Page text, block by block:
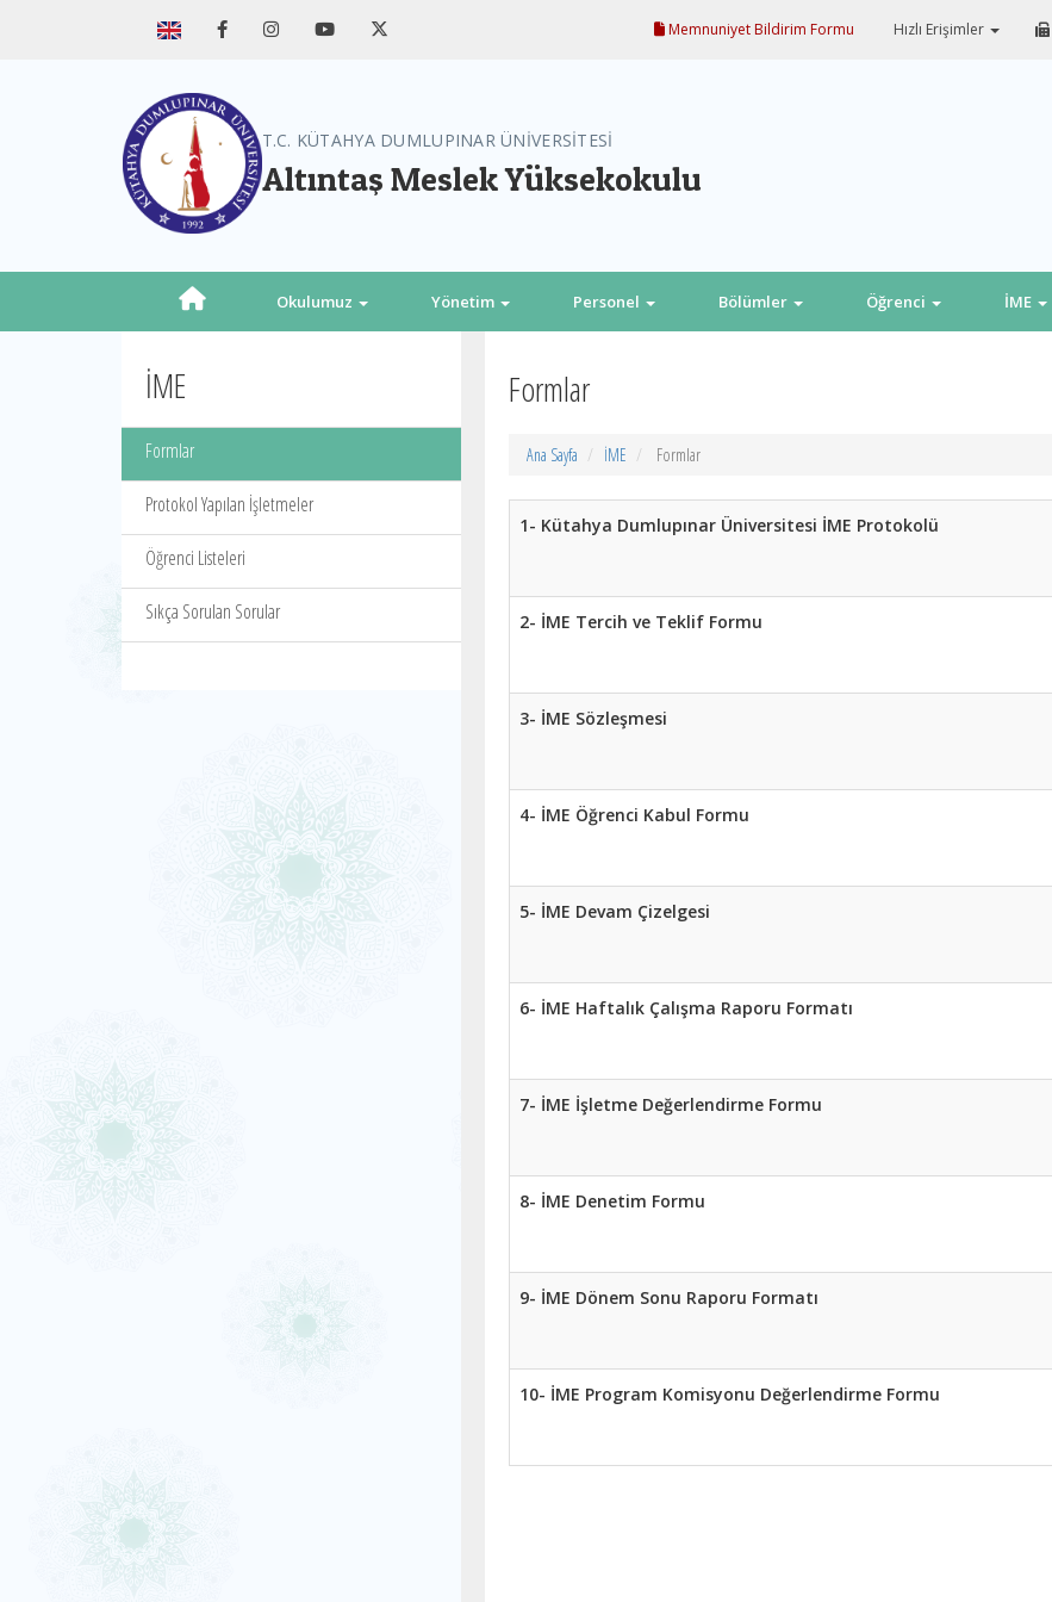
Memnuniyet Bildirim Formu Hızlı Erişimler
T.C. KÜTAHYA DUMLUPINAR ÜNİVERSİTESİ
Altıntaş Meslek Yüksekokulu
Okulumuz Yönetim Personel Bölümler Öğrenci İME
İME
Formlar
Protokol Yapılan İşletmeler
Öğrenci Listeleri
Sıkça Sorulan Sorular
Formlar
Ana Sayfa İME Formlar
1- Kütahya Dumlupınar Üniversitesi İME Protokolü
2- İME Tercih ve Teklif Formu
3- İME Sözleşmesi
4- İME Öğrenci Kabul Formu
5- İME Devam Çizelgesi
6- İME Haftalık Çalışma Raporu Formatı
7- İME İşletme Değerlendirme Formu
8- İME Denetim Formu
9- İME Dönem Sonu Raporu Formatı
10- İME Program Komisyonu Değerlendirme Formu